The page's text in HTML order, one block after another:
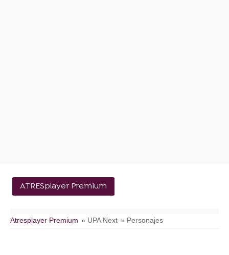
ATRESplayer Premium
Atresplayer Premium » UPA Next » Personajes